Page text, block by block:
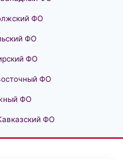
ФО
ФО
ФО
ФО
ФО
ФО